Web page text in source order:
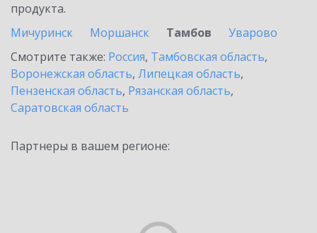
продукта.
Мичуринск
Моршанск Тамбов
Уварово
Смотрите также: Россия, Тамбовская область,
Воронежская область, Липецкая область,
Пензенская область, Рязанская область,
Саратовская область
Партнеры в вашем регионе: